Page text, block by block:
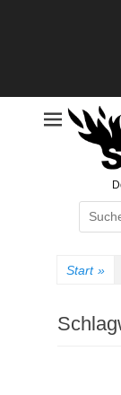
Suche
nach:
Start »